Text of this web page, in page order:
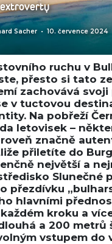
Sacher •10. července 2024
ruchu v
přesto si tato
zachovává
v tuctovou
Na pobřeží
letovisek –
značně
přiletíte do
největší a
Slunečné
přezdívku
hlavními
kroku a
a 200 metrů
vstupem do